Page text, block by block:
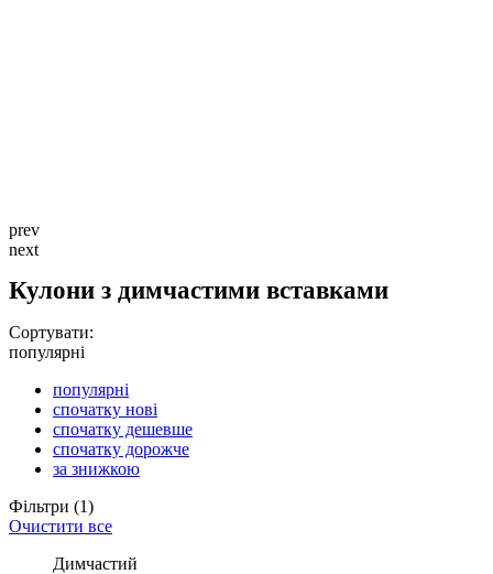
prev
next
Кулони з димчастими вставками
Сортувати:
популярні
популярні
спочатку нові
спочатку дешевше
спочатку дорожче
за знижкою
Фільтри (1)
Очистити все
Димчастий